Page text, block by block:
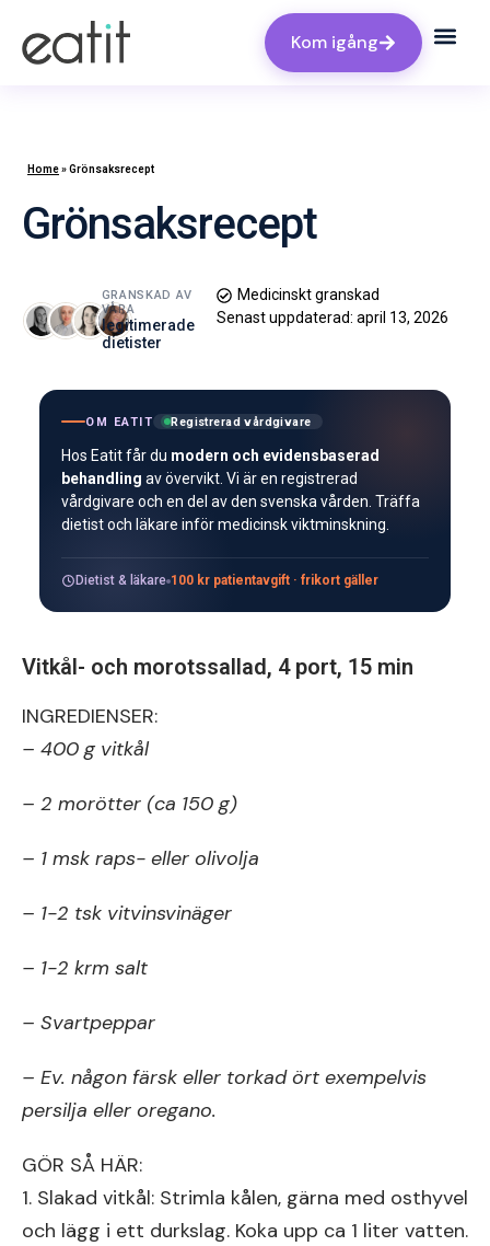
Kom igång
Home»Grönsaksrecept
Grönsaksrecept
GRANSKAD AV
VÅRA
legitimerade
dietister
Medicinskt granskad
Senast uppdaterad: april 13, 2026
OM EATIT Registrerad vårdgivare
Hos Eatit får du modern och evidensbaserad
behandling av övervikt. Vi är en registrerad
vårdgivare och en del av den svenska vården. Träffa
dietist och läkare inför medicinsk viktminskning.
Dietist & läkare 100 kr patientavgift · frikort gäller
Vitkål- och morotssallad, 4 port, 15 min
INGREDIENSER:
– 400 g vitkål
– 2 morötter (ca 150 g)
– 1 msk raps- eller olivolja
– 1-2 tsk vitvinsvinäger
– 1-2 krm salt
– Svartpeppar
– Ev. någon färsk eller torkad ört exempelvis
persilja eller oregano.
GÖR SÅ HÄR:
1. Slakad vitkål: Strimla kålen, gärna med osthyvel
och lägg i ett durkslag. Koka upp ca 1 liter vatten.